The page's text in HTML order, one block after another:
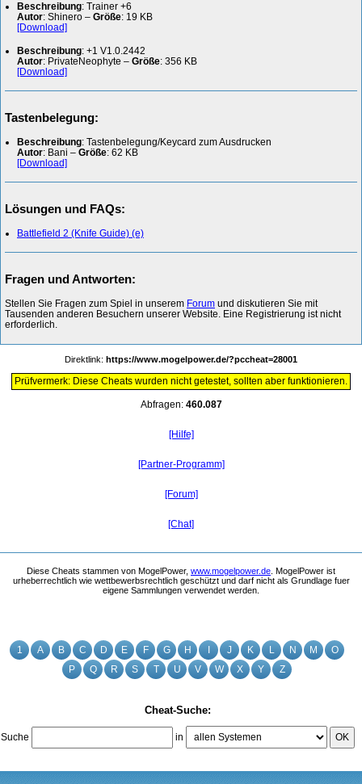
1 A B C D E F G H I J K L N M
O
P
Q R S T U V W X Y Z
Cheat-Suche:
Suche in OK
Beschreibung: Trainer +6
Autor: Shinero – Größe: 19 KB
[Download]
Beschreibung: +1 V1.0.2442
Autor: PrivateNeophyte – Größe: 356 KB
[Download]
Tastenbelegung:
Beschreibung: Tastenbelegung/Keycard zum Ausdrucken
Autor: Bani – Größe: 62 KB
[Download]
Lösungen und FAQs:
Battlefield 2 (Knife Guide) (e)
Fragen und Antworten:
Stellen Sie Fragen zum Spiel in unserem Forum und diskutieren Sie mit
Tausenden anderen Besuchern unserer Website. Eine Registrierung ist nicht
erforderlich.
Direktlink: https://www.mogelpower.de/?pccheat=28001
Prüfvermerk: Diese Cheats wurden nicht getestet, sollten aber funktionieren.
Abfragen: 460.087
[Hilfe]
[Partner-Programm]
[Forum]
[Chat]
Diese Cheats stammen von MogelPower, www.mogelpower.de . MogelPower ist
urheberrechtlich wie wettbewerbsrechtlich geschützt und darf nicht als Grundlage fuer
eigene Sammlungen verwendet werden.